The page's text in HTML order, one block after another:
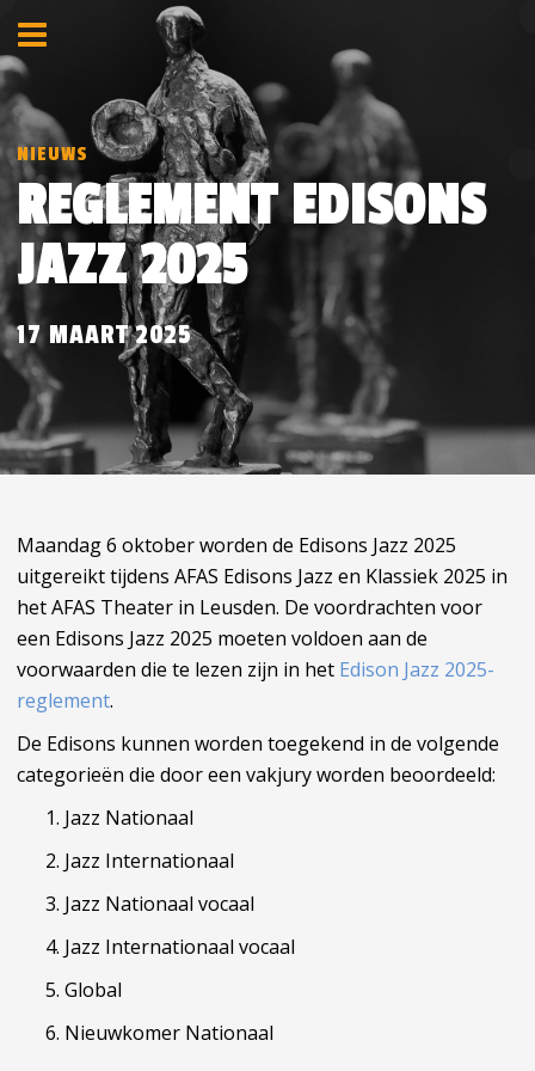
NIEUWS
REGLEMENT EDISONS
JAZZ 2025
17 MAART 2025
Maandag 6 oktober worden de Edisons Jazz 2025
uitgereikt tijdens AFAS Edisons Jazz en Klassiek 2025 in
het AFAS Theater in Leusden. De voordrachten voor
een Edisons Jazz 2025 moeten voldoen aan de
voorwaarden die te lezen zijn in het Edison Jazz 2025-
reglement.
De Edisons kunnen worden toegekend in de volgende
categorieën die door een vakjury worden beoordeeld:
Jazz Nationaal
Jazz Internationaal
Jazz Nationaal vocaal
Jazz Internationaal vocaal
Global
Nieuwkomer Nationaal